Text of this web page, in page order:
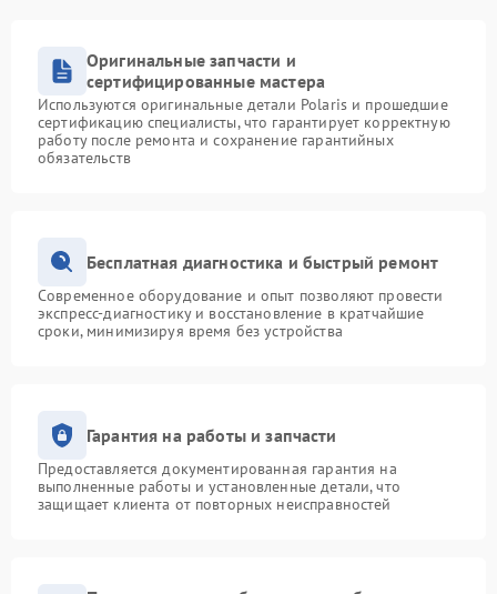
Оригинальные запчасти и
сертифицированные мастера
Используются оригинальные детали Polaris и прошедшие
сертификацию специалисты, что гарантирует корректную
работу после ремонта и сохранение гарантийных
обязательств
Бесплатная диагностика и быстрый ремонт
Современное оборудование и опыт позволяют провести
экспресс-диагностику и восстановление в кратчайшие
сроки, минимизируя время без устройства
Гарантия на работы и запчасти
Предоставляется документированная гарантия на
выполненные работы и установленные детали, что
защищает клиента от повторных неисправностей